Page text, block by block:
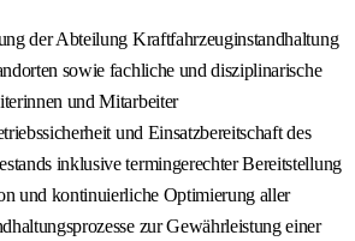
der Abteilung Kraftfahrzeuginstandhaltung
sowie fachliche und disziplinarische
und Mitarbeiter
und Einsatzbereitschaft des
inklusive termingerechter Bereitstellung
und kontinuierliche Optimierung aller
zur Gewährleistung einer